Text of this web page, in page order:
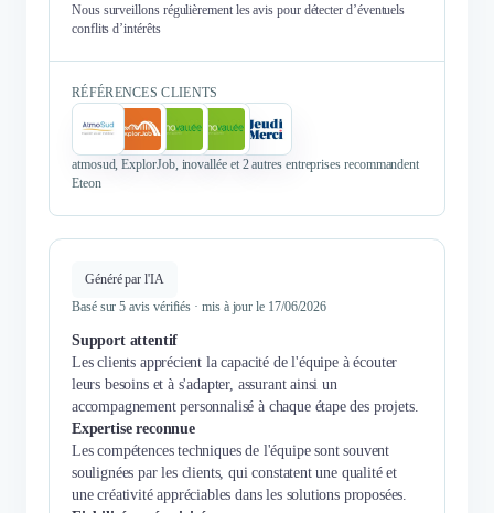
Nous surveillons régulièrement les avis pour détecter d’éventuels
conflits d’intérêts
RÉFÉRENCES CLIENTS
atmosud, ExplorJob, inovallée et 2 autres entreprises recommandent
Eteon
Généré par l'IA
Basé sur 5 avis vérifiés · mis à jour le 17/06/2026
Support attentif
Les clients apprécient la capacité de l'équipe à écouter
leurs besoins et à s'adapter, assurant ainsi un
accompagnement personnalisé à chaque étape des projets.
Expertise reconnue
Les compétences techniques de l'équipe sont souvent
soulignées par les clients, qui constatent une qualité et
une créativité appréciables dans les solutions proposées.